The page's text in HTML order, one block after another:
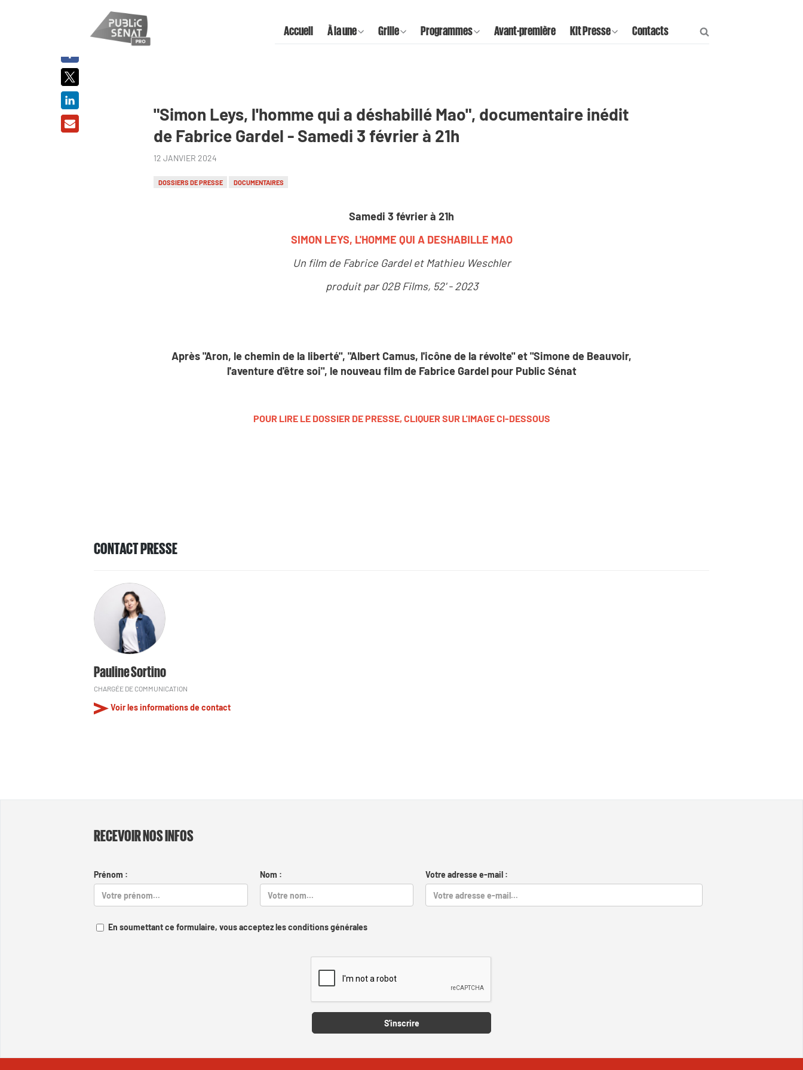
Accueil À la une Grille Programmes Avant-première Kit Presse Contacts
"Simon Leys, l'homme qui a déshabillé Mao", documentaire inédit
de Fabrice Gardel - Samedi 3 février à 21h
12 JANVIER 2024
DOSSIERS DE PRESSE DOCUMENTAIRES
Samedi 3 février à 21h
SIMON LEYS, L'HOMME QUI A DESHABILLE MAO
Un film de Fabrice Gardel et Mathieu Weschler
produit par 02B Films, 52' - 2023
Après "Aron, le chemin de la liberté", "Albert Camus, l'icône de la révolte" et "Simone de Beauvoir,
l'aventure d'être soi", le nouveau film de Fabrice Gardel pour Public Sénat
POUR LIRE LE DOSSIER DE PRESSE, CLIQUER SUR L'IMAGE CI-DESSOUS
CONTACT PRESSE
Pauline Sortino
CHARGÉE DE COMMUNICATION
Voir les informations de contact
RECEVOIR NOS INFOS
Prénom : Nom : Votre adresse e-mail :
En soumettant ce formulaire, vous acceptez les conditions générales
S'inscrire